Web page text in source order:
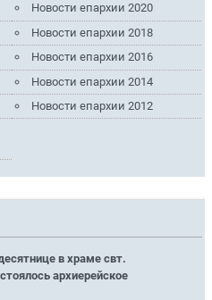
Новости епархии 2020
Новости епархии 2018
Новости епархии 2016
Новости епархии 2014
Новости епархии 2012
в храме свт.
архиерейское